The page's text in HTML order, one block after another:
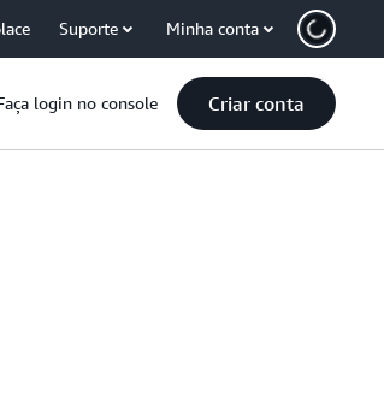
Suporte Minha conta
login no console Criar conta